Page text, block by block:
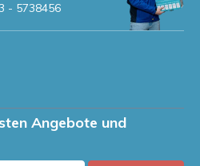
- 5738456
Angebote und